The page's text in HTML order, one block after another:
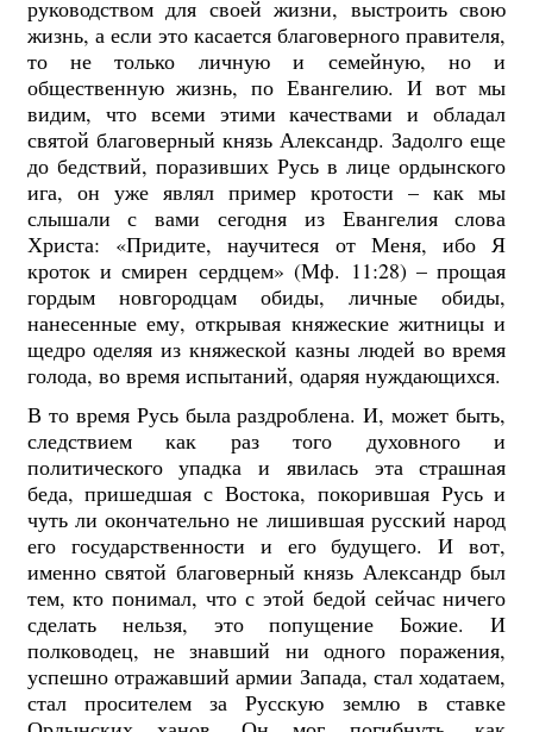
руководством для своей жизни, выстроить свою
жизнь, а если это касается благоверного правителя,
то не только личную и семейную, но и
общественную жизнь, по Евангелию. И вот мы
видим, что всеми этими качествами и обладал
святой благоверный князь Александр. Задолго еще
до бедствий, поразивших Русь в лице ордынского
ига, он уже являл пример кротости – как мы
слышали с вами сегодня из Евангелия слова
Христа: «Придите, научитеся от Меня, ибо Я
кроток и смирен сердцем» (Мф. 11:28) – прощая
гордым новгородцам обиды, личные обиды,
нанесенные ему, открывая княжеские житницы и
щедро оделяя из княжеской казны людей во время
голода, во время испытаний, одаряя нуждающихся.
В то время Русь была раздроблена. И, может быть,
следствием как раз того духовного и
политического упадка и явилась эта страшная
беда, пришедшая с Востока, покорившая Русь и
чуть ли окончательно не лишившая русский народ
его государственности и его будущего. И вот,
именно святой благоверный князь Александр был
тем, кто понимал, что с этой бедой сейчас ничего
сделать нельзя, это попущение Божие. И
полководец, не знавший ни одного поражения,
успешно отражавший армии Запада, стал ходатаем,
стал просителем за Русскую землю в ставке